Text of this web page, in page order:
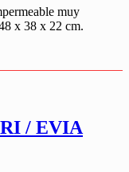
muy
x 38 x 22 cm.
/ EVIA